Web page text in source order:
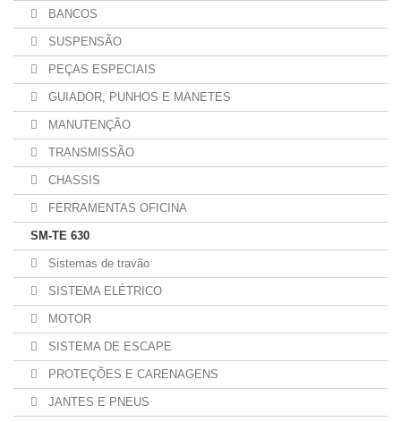
BANCOS
SUSPENSÃO
PEÇAS ESPECIAIS
GUIADOR, PUNHOS E MANETES
MANUTENÇÃO
TRANSMISSÃO
CHASSIS
FERRAMENTAS OFICINA
SM-TE 630
Sistemas de travão
SISTEMA ELÉTRICO
MOTOR
SISTEMA DE ESCAPE
PROTEÇÕES E CARENAGENS
JANTES E PNEUS